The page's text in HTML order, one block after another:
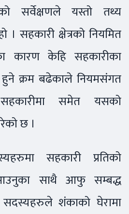
सर्वेक्षणले यस्तो तथ्य
। सहकारी क्षेत्रको नियमित
कारण केहि सहकारीका
क्रम बढेकाले नियमसंगत
समेत यसको
छ ।
सहकारी प्रतिको
साथै आफु सम्बद्ध
शंकाको घेरामा